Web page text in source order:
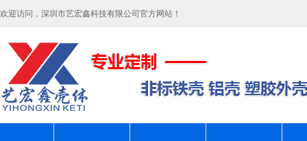
欢迎访问，深圳市艺宏鑫科技有限公司官方网站！